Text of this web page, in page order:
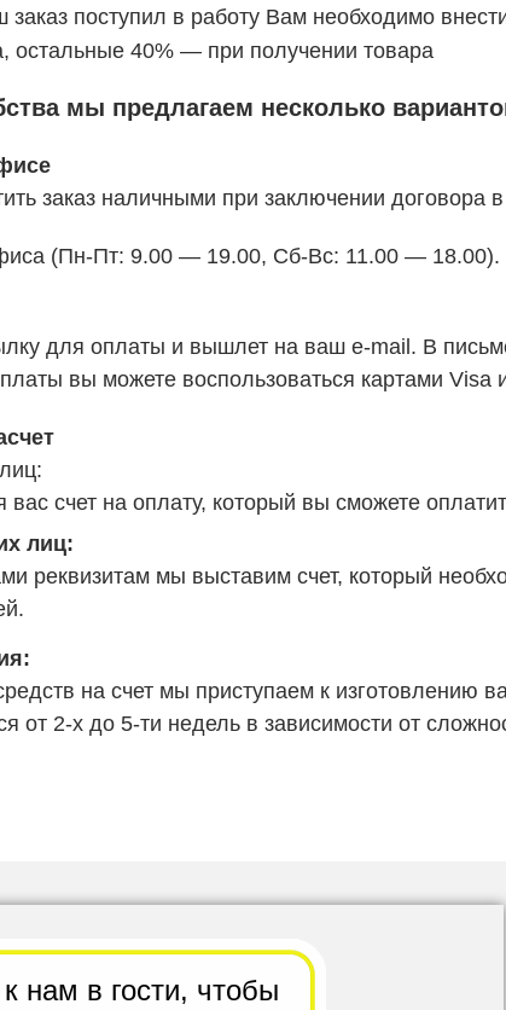
заказ поступил в работу Вам необходимо
остальные 40% — при получении товара
мы предлагаем несколько
лиц:
реквизитам мы выставим счет, который
заказ наличными при заключении договора
(Пн-Пт: 9.00 — 19.00, Сб-Вс: 11.00 — 18.00).
для оплаты и вышлет на ваш e-mail. В
вы можете воспользоваться картами Visa
счет на оплату, который вы сможете
на счет мы приступаем к изготовлению
от 2-х до 5-ти недель в зависимости от
нам в гости, чтобы